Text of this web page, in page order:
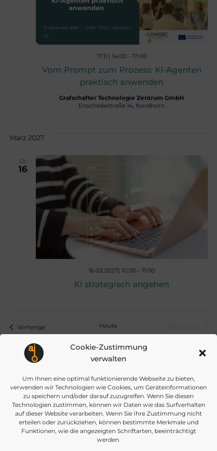
Cookie-Zustimmung
verwalten
Um Ihnen eine optimal funktionierende Webseite zu bieten,
verwenden wir Technologien wie Cookies, um Geräteinformationen
zu speichern und/oder darauf zuzugreifen. Wenn Sie diesen
Technologien zustimmen, können wir Daten wie das Surfverhalten
auf dieser Website verarbeiten. Wenn Sie Ihre Zustimmung nicht
erteilen oder zurückziehen, können bestimmte Merkmale und
Funktionen, wie die angezeigten Schriftarten, beeinträchtigt
werden.
n
s
i
c
n
,
v
g
a
t
i
Vom Prompt zum Prozess: KI-Agenten
praktisch anwenden
17.11.| 14:00 - 17:00
Grafschafter Technologie Zentrum GmbH
Enschedestraße 14, Nordhorn
März 2027
DI.
16
KI strategisch angehen
16.03.2027| 10:00 - 11:00
VorherigeVeranstaltungen Heute
Kalender abonnieren